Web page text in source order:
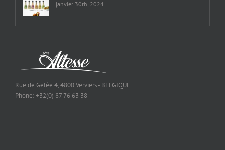
janvier 30th, 2024
Rue de Gelée 4, 4800 Verviers - BELGIQUE
Phone: +32(0) 87 76 63 38